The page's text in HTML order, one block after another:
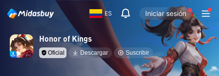
ES Iniciar sesión
Honor of Kings
Oficial Descargar Suscribir